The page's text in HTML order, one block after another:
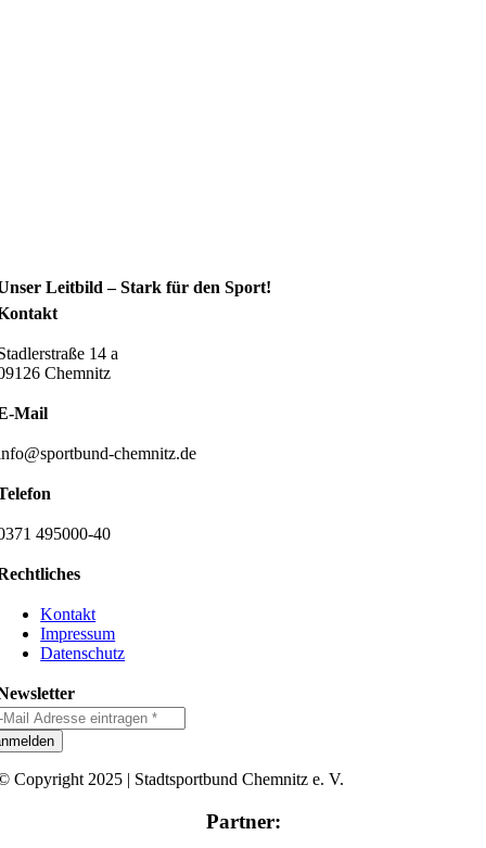
Leitbild – Stark für den Sport!
14 a
Chemnitz
Mail
chemnitz.de
495000-40
Kontakt
Impressum
Datenschutz
Copyright 2025 | Stadtsportbund Chemnitz e. V.
Partner: